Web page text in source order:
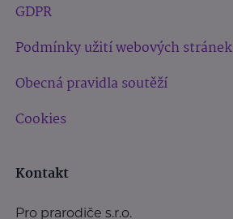
GDPR
Podmínky užití webových stránek
Obecná pravidla soutěží
Cookies
Kontakt
Pro prarodiče s.r.o.